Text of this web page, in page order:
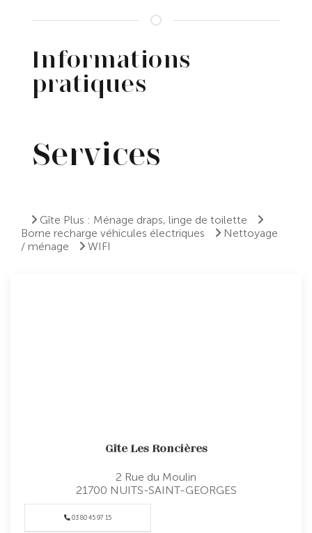
Informations
pratiques
Services
Gîte Plus : Ménage draps, linge de toilette
Borne recharge véhicules électriques
Nettoyage
/ ménage
WIFI
Gîte Les Roncières
2 Rue du Moulin
21700 NUITS-SAINT-GEORGES
03 80 45 97 15